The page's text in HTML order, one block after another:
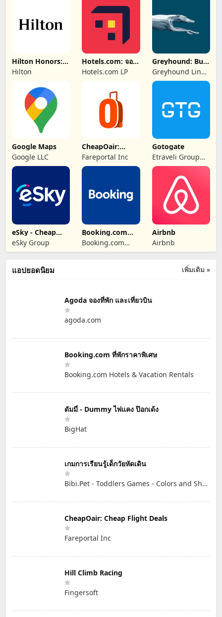
Hilton Honors:
Book Hotels
Hilton
Hotels.com: จอง
โรงแรม
Hotels.com LP
Greyhound: Buy
Bus Tickets
Greyhound Lines
Inc
Google Maps
Google LLC
CheapOair:
Cheap Flight
Deals
Fareportal Inc
Gotogate
Etraveli Group
AB
eSky - Cheap
Flights & Travel
eSky Group
Booking.com
ที่พักราคาพิเศษ
Booking.com
Hotels & Vacation
Airbnb
Airbnb
เพิ่มเติม »
แอปยอดนิยม
Agoda จองที่พัก และเที่ยวบิน
agoda.com
Booking.com ที่พักราคาพิเศษ
Booking.com Hotels & Vacation Rentals
ดัมมี่ - Dummy ไพ่แคง ป๊อกเด้ง
BigHat
เกมการเรียนรู้เด็กวัยหัดเดิน
Bibi.Pet - Toddlers Games - Colors and Shapes
CheapOair: Cheap Flight Deals
Fareportal Inc
Hill Climb Racing
Fingersoft